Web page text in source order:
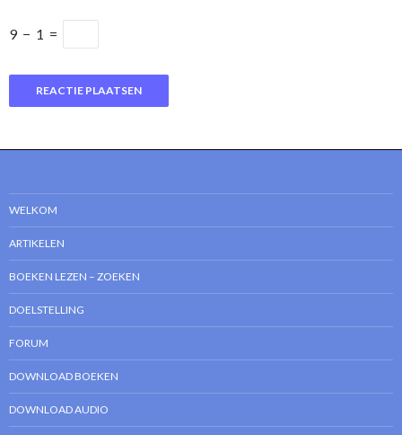
9 − 1 =
WELKOM
ARTIKELEN
BOEKEN LEZEN – ZOEKEN
DOELSTELLING
FORUM
DOWNLOAD BOEKEN
DOWNLOAD AUDIO